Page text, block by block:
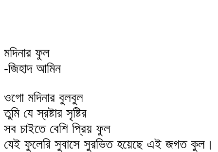
মদিনার ফুল
-জিহাদ আমিন
ওগো মদিনার বুলবুল
তুমি যে স্রষ্টার সৃষ্টির
সব চাইতে বেশি প্রিয় ফুল
যেই ফুলেরি সুবাসে সুরভিত হয়েছে এই জগত কুল।